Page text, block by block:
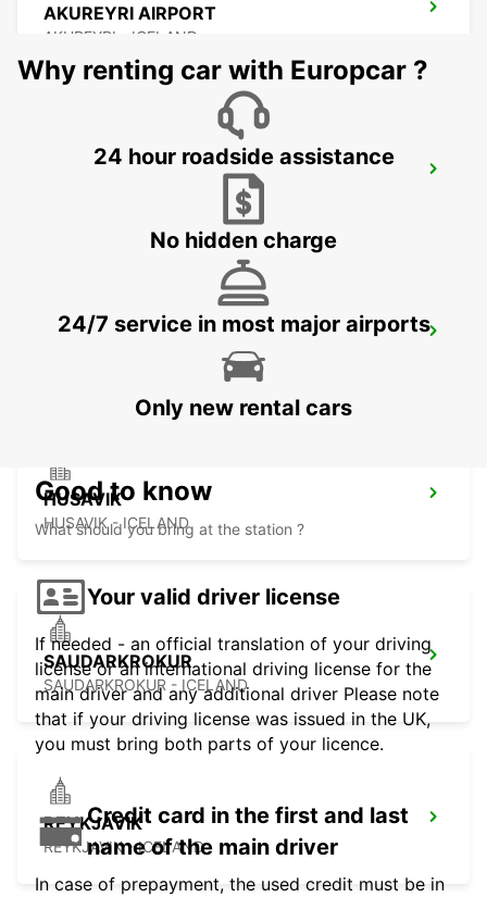
AKUREYRI AIRPORT
AKUREYRI - ICELAND
AKUREYRI HARBOUR
AKUREYRI
HUSAVIK
HUSAVIK - ICELAND
SAUDARKROKUR
SAUDARKROKUR - ICELAND
REYKJAVIK
REYKJAVIK - ICELAND
Why renting car with Europcar ?
24 hour roadside assistance
No hidden charge
24/7 service in most major airports
Only new rental cars
Good to know
What should you bring at the station ?
Your valid driver license
If needed - an official translation of your driving
license or an international driving license for the
main driver and any additional driver Please note
that if your driving license was issued in the UK,
you must bring both parts of your licence.
Credit card in the first and last
name of the main driver
In case of prepayment, the used credit must be in